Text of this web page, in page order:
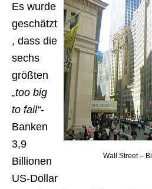
Wall Street –
Es wurde
geschätzt
, dass die
sechs
größten
„too big
to fail“-
Banken
3,9
Billionen
US-Dollar